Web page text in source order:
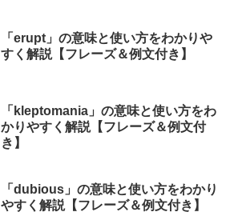
「erupt」の意味と使い方をわかりや
すく解説【フレーズ＆例文付き】
「kleptomania」の意味と使い方をわ
かりやすく解説【フレーズ＆例文付
き】
「dubious」の意味と使い方をわかり
やすく解説【フレーズ＆例文付き】